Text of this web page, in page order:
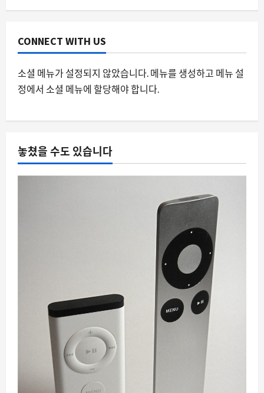
3
아이폰 17 가격 인상 시점이 8월 10일로
앞당겨진다는 루머가 뜨는 이유
8월 9, 2026 0
4 8월 9, 2026
가정용 ESS 보조금, 왜 지금 다시 주목받
CONNECT WITH US
소셜 메뉴가 설정되지 않았습니다. 메뉴를 생성하고 메뉴 설
정에서 소셜 메뉴에 할당해야 합니다.
놓쳤을 수도 있습니다